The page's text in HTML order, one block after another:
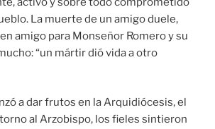
La muerte de un amigo duele,
amigo para Monseñor Romero y su
“un mártir dió vida a otro
a dar frutos en la Arquidiócesis, el
al Arzobispo, los fieles sintieron